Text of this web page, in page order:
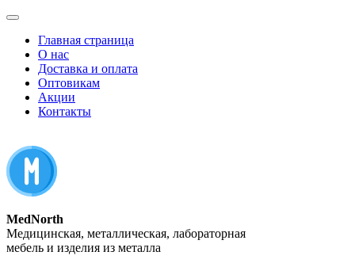
Главная страница
О нас
Доставка и оплата
Оптовикам
Акции
Контакты
MedNorth
Медицинская, металлическая, лабораторная
мебель и изделия из металла